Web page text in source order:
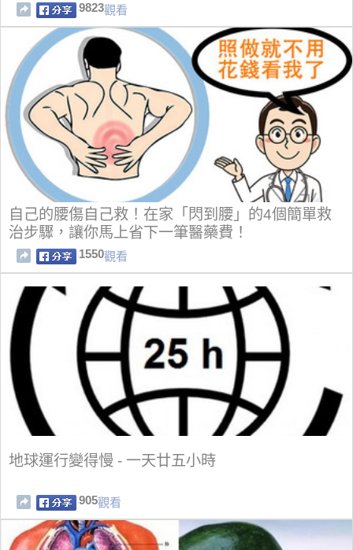
9823觀看
自己的腰傷自己救！在家「閃到腰」的4個簡單救
治步驟，讓你馬上省下一筆醫藥費！
1550觀看
地球運行變得慢 - 一天廿五小時
905觀看